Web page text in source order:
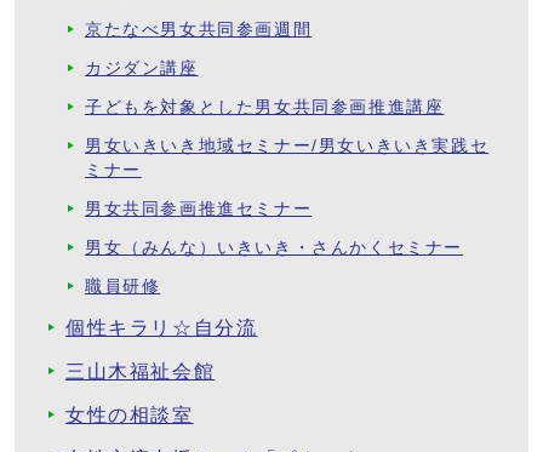
京たなべ男女共同参画週間
カジダン講座
子どもを対象とした男女共同参画推進講座
男女いきいき地域セミナー/男女いきいき実践セ
ミナー
男女共同参画推進セミナー
男女（みんな）いきいき・さんかくセミナー
職員研修
個性キラリ☆自分流
三山木福祉会館
女性の相談室